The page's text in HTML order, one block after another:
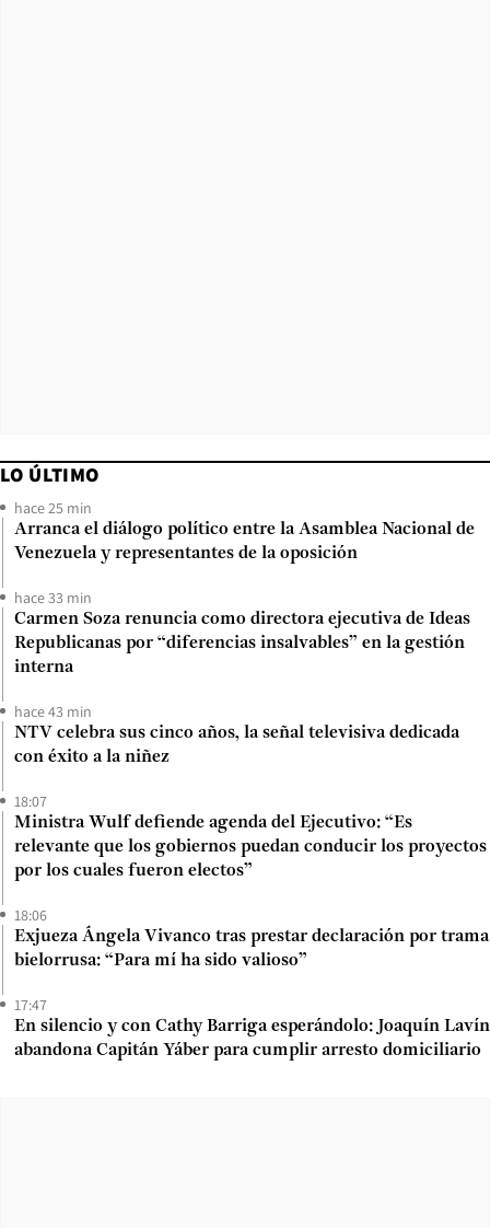
LO ÚLTIMO
hace 25 min
Arranca el diálogo político entre la Asamblea Nacional de
Venezuela y representantes de la oposición
hace 33 min
Carmen Soza renuncia como directora ejecutiva de Ideas
Republicanas por “diferencias insalvables” en la gestión
interna
hace 43 min
NTV celebra sus cinco años, la señal televisiva dedicada
con éxito a la niñez
18:07
Ministra Wulf defiende agenda del Ejecutivo: “Es
relevante que los gobiernos puedan conducir los proyectos
por los cuales fueron electos”
18:06
Exjueza Ángela Vivanco tras prestar declaración por trama
bielorrusa: “Para mí ha sido valioso”
17:47
En silencio y con Cathy Barriga esperándolo: Joaquín Lavín
abandona Capitán Yáber para cumplir arresto domiciliario